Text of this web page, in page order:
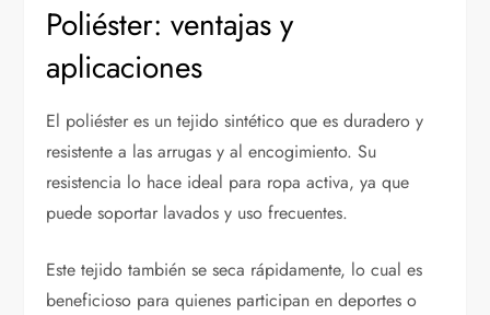
Poliéster: ventajas y
aplicaciones
El poliéster es un tejido sintético que es duradero y
resistente a las arrugas y al encogimiento. Su
resistencia lo hace ideal para ropa activa, ya que
puede soportar lavados y uso frecuentes.
Este tejido también se seca rápidamente, lo cual es
beneficioso para quienes participan en deportes o